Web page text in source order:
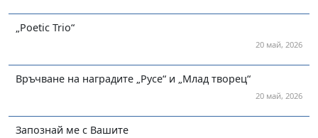
„Poetic Trio“
20 май, 2026
Връчване на наградите „Русе“ и „Млад творец“
20 май, 2026
Запознай ме с Вашите